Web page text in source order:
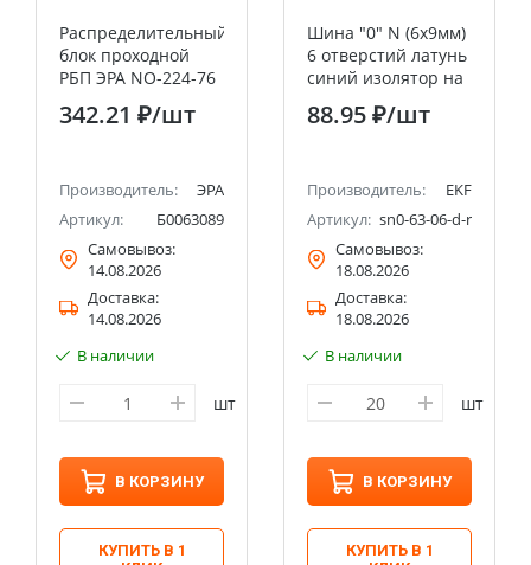
Распределительный
блок проходной
РБП ЭРА NO-224-76
35 (1х35-4х6 мм2)
125/50А
342.21 ₽/шт
Производитель:
ЭРА
Артикул:
Б0063089
Самовывоз:
14.08.2026
Доставка:
14.08.2026
В наличии
шт
В КОРЗИНУ
КУПИТЬ В 1
Шина "0" N (6х9мм)
6 отверстий латунь
синий изолятор на
DIN-рейку
розничный стикер
88.95 ₽/шт
Производитель:
EKF
Артикул: sn0-63-06-d-r
Самовывоз:
18.08.2026
Доставка:
18.08.2026
В наличии
шт
В КОРЗИНУ
КУПИТЬ В 1